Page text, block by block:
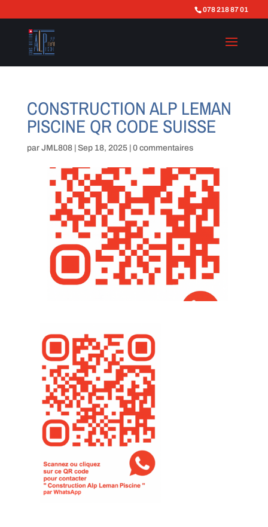
078 218 87 01
CONSTRUCTION ALP LEMAN
PISCINE QR CODE SUISSE
par JML808| Sep 18, 2025| 0 commentaires